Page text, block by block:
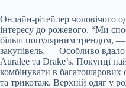
Онлайн-рітейлер чоловічого
інтересу до рожевого. “Ми
більш популярним трендом, —
закупівель. — Особливо
Auralee та Drake’s. Покупці
комбінувати в багатошарових
та трикотаж. Верхній одяг у